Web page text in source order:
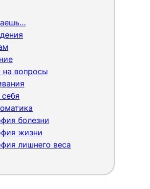
на вопросы
болезни
жизни
лишнего веса